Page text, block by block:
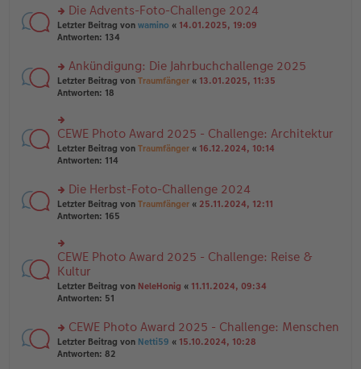
tr
a
g
el
es
e
B
ei
tr
g
rs
te
n
g
el
e
n
er
B
a
g
Die Advents-Foto-Challenge 2024
Letzter Beitrag von wamino « 14.01.2025, 19:09
Antworten: 134
rs
te
u
n
g
el
es
n
er
B
a
g
Ankündigung: Die Jahrbuchchallenge 2025
Letzter Beitrag von Traumfänger « 13.01.2025, 11:35
Antworten: 18
rs
te
r
g
el
es
n
er
B
ei
tr
a
CEWE Photo Award 2025 - Challenge: Architektur
Letzter Beitrag von Traumfänger « 16.12.2024, 10:14
Antworten: 114
rs
te
u
n
g
el
es
e
er
B
ei
tr
Die Herbst-Foto-Challenge 2024
Letzter Beitrag von Traumfänger « 25.11.2024, 12:11
Antworten: 165
rs
te
r
u
n
el
es
e
CEWE Photo Award 2025 - Challenge: Reise &
Kultur
Letzter Beitrag von NeleHonig « 11.11.2024, 09:34
Antworten: 51
rs
te
CEWE Photo Award 2025 - Challenge: Menschen
Letzter Beitrag von Netti59 « 15.10.2024, 10:28
Antworten: 82